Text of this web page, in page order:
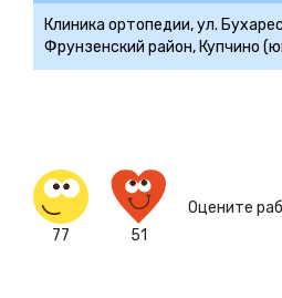
Клиника ортопедии, ул.
Фрунзенский район, Купчино
77 51
Оцените